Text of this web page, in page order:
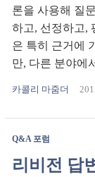
론을 사용해 질
하고, 선정하고,
은 특히 근거에
만, 다른 분야에
카콜리 마줌더
Q&A 포럼
리비전 답